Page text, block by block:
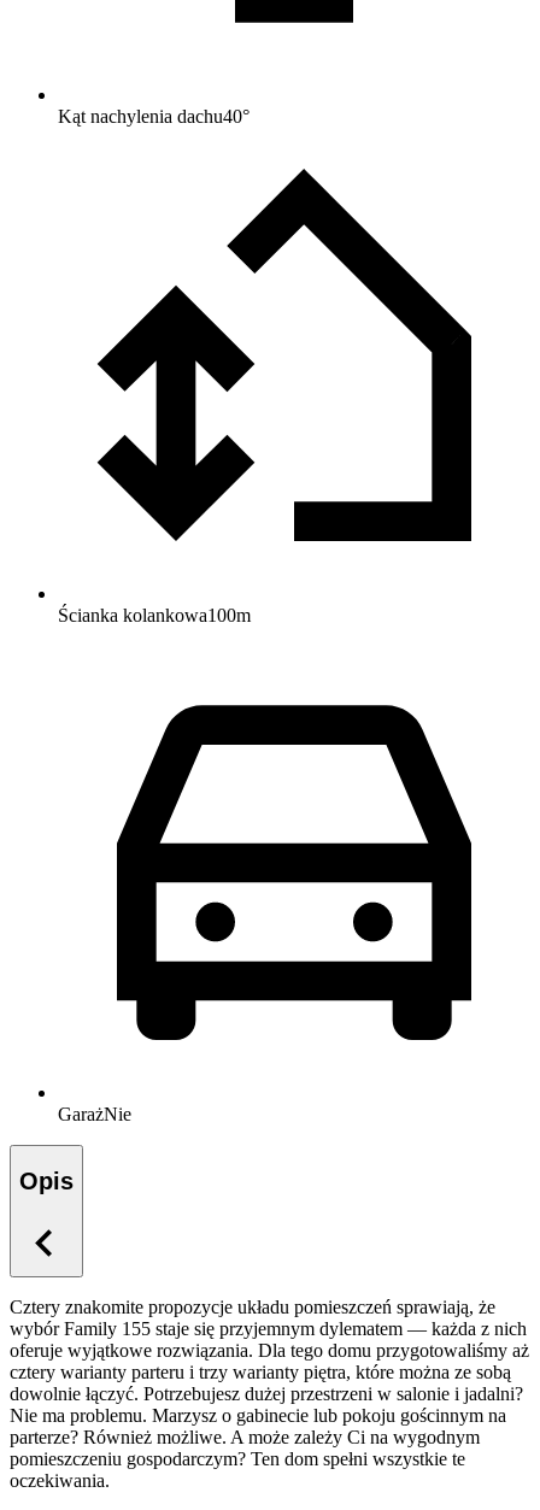
Kąt nachylenia dachu40°
Ścianka kolankowa100m
GarażNie
Opis
Cztery znakomite propozycje układu pomieszczeń sprawiają, że
wybór Family 155 staje się przyjemnym dylematem — każda z nich
oferuje wyjątkowe rozwiązania. Dla tego domu przygotowaliśmy aż
cztery warianty parteru i trzy warianty piętra, które można ze sobą
dowolnie łączyć. Potrzebujesz dużej przestrzeni w salonie i jadalni?
Nie ma problemu. Marzysz o gabinecie lub pokoju gościnnym na
parterze? Również możliwe. A może zależy Ci na wygodnym
pomieszczeniu gospodarczym? Ten dom spełni wszystkie te
oczekiwania.